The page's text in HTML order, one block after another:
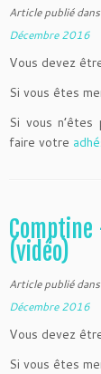
Article publié dans
Décembre 2016
Vous devez
Si vous êtes
Si vous n’êtes
faire votre
(vidéo)
Article publié dans
Décembre 2016
Vous devez
Si vous êtes